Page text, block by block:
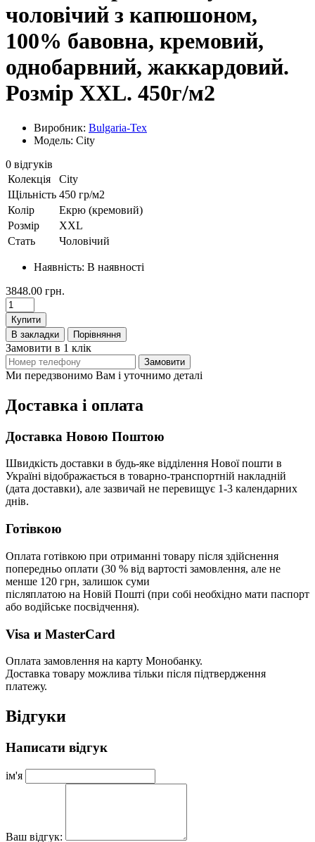
чоловічий з капюшоном,
100% бавовна, кремовий,
однобарвний, жаккардовий.
Розмір XXL. 450г/м2
Виробник: Bulgaria-Tex
Модель: City
0 відгуків
Колекція
City
Щільність 450 гр/м2
Колір
Екрю (кремовий)
Розмір
XXL
Стать
Чоловічий
Наявність: В наявності
3848.00 грн.
Купити
В закладки
Порівняння
Замовити в 1 клік
Замовити
Ми передзвонимо Вам і уточнимо деталі
Доставка і оплата
Доставка Новою Поштою
Швидкість доставки в будь-яке відділення Нової пошти в
Україні відображається в товарно-транспортній накладній
(дата доставки), але зазвичай не перевищує 1-3 календарних
днів.
Готівкою
Оплата готівкою при отриманні товару після здійснення
попередньо оплати (30 % від вартості замовлення, але не
менше 120 грн, залишок суми
післяплатою на Новій Пошті (при собі необхідно мати паспорт
або водійське посвідчення).
Visa и MasterCard
Оплата замовлення на карту Монобанку.
Доставка товару можлива тільки після підтвердження
платежу.
Відгуки
Написати відгук
ім'я
Ваш відгук: